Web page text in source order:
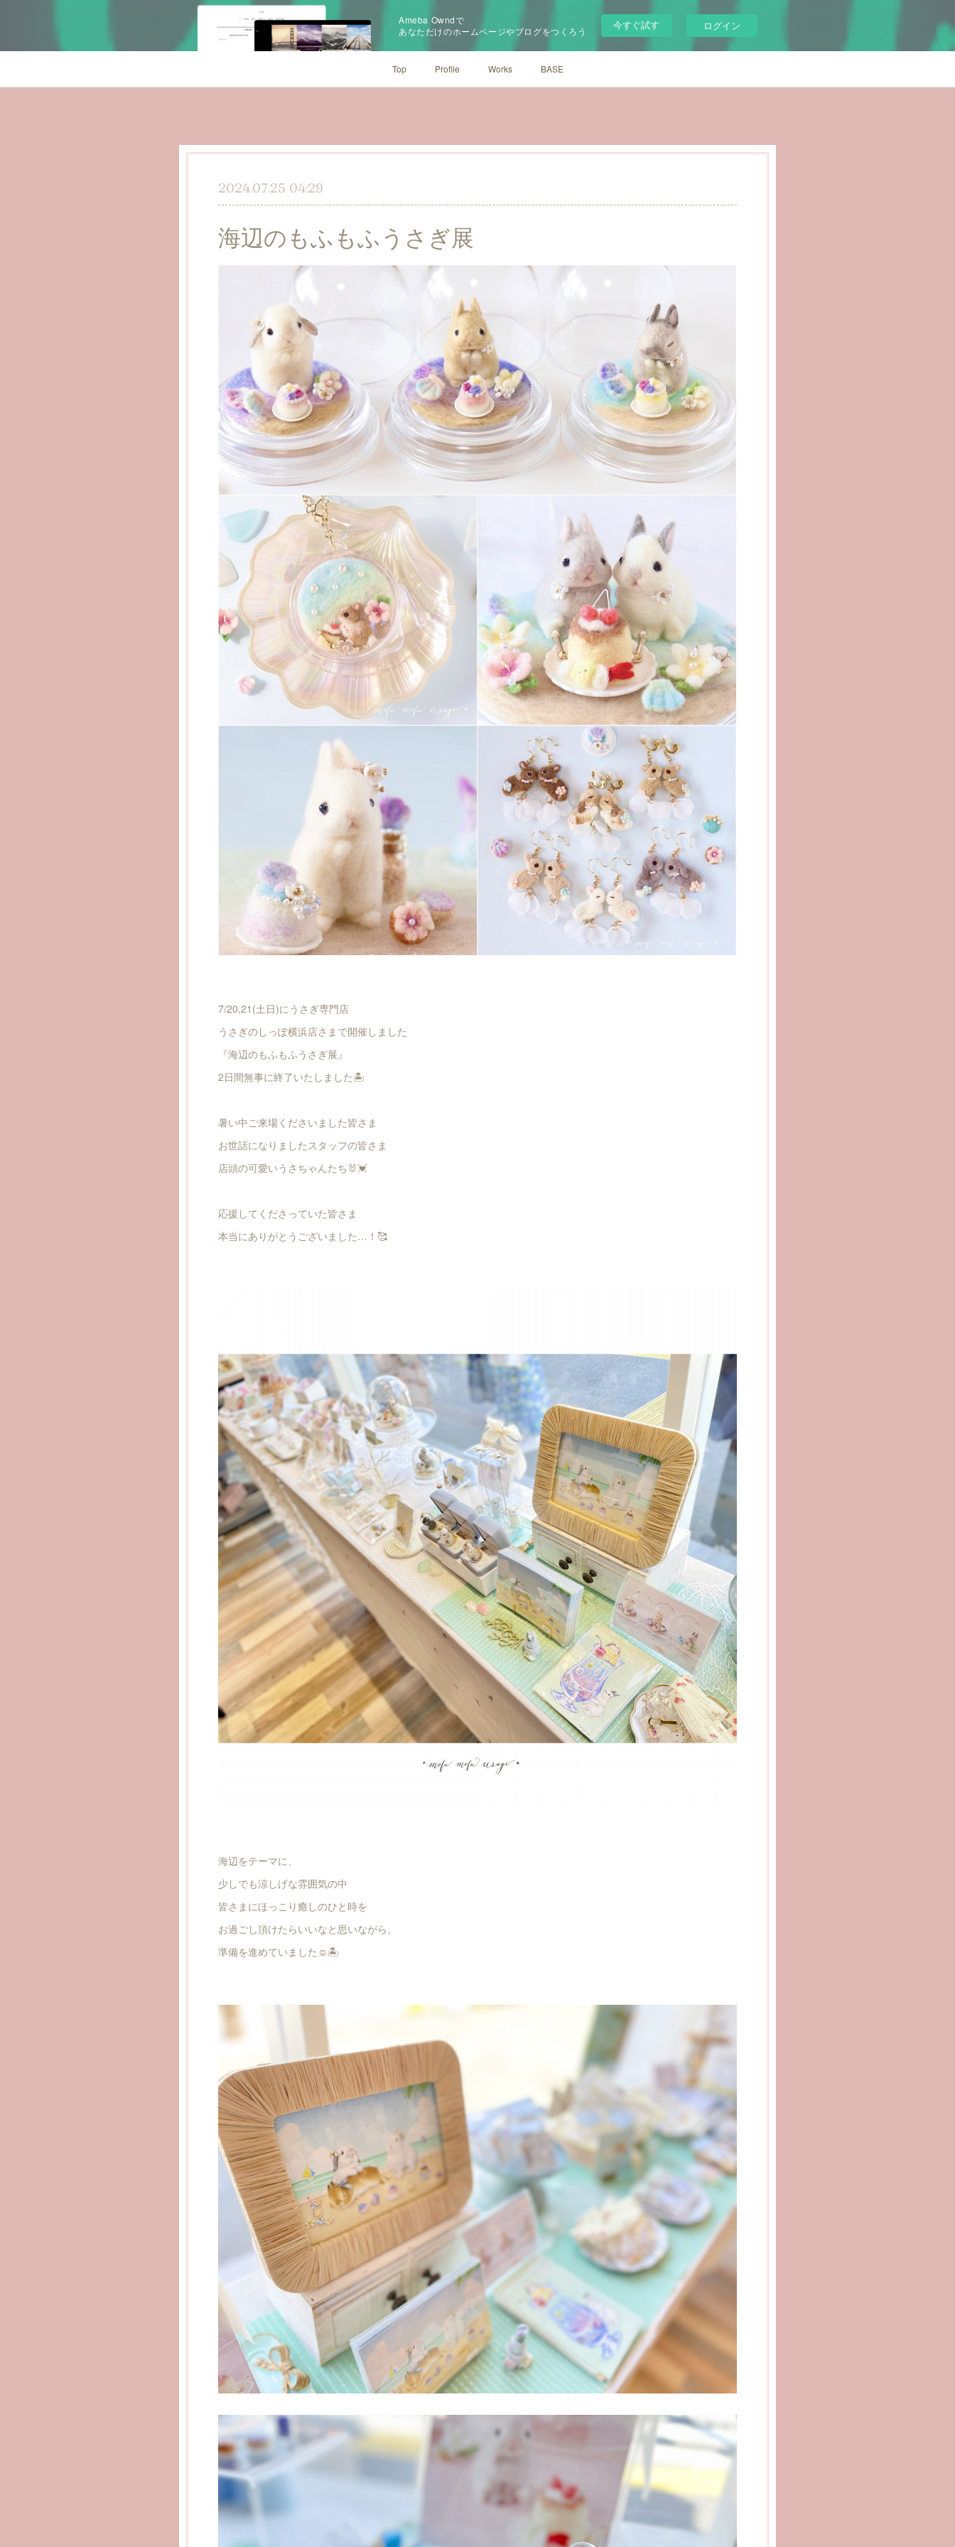
Ameba Owndで
あなただけのホームページやブログをつくろう
今すぐ試す ログイン
Top Profile Works BASE
2024.07.25 04:29
海辺のもふもふうさぎ展
7/20,21(土日)にうさぎ専門店
うさぎのしっぽ横浜店さまで開催しました
『海辺のもふもふうさぎ展』
2日間無事に終了いたしました🏝️
暑い中ご来場くださいました皆さま
お世話になりましたスタッフの皆さま
店頭の可愛いうさちゃんたち🐰💓
応援してくださっていた皆さま
本当にありがとうございました…！🥰
海辺をテーマに、
少しでも涼しげな雰囲気の中
皆さまにほっこり癒しのひと時を
お過ごし頂けたらいいなと思いながら、
準備を進めていました☺️🏝️